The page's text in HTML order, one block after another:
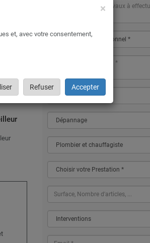
75007 - Paris 7
×
et, avec votre consentement,
Refuser Accepter